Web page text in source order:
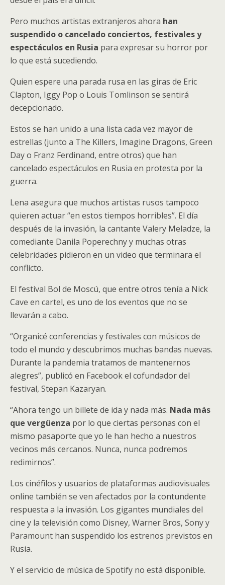
Pero muchos artistas extranjeros ahora han
suspendido o cancelado conciertos, festivales y
espectáculos en Rusia para expresar su horror por
lo que está sucediendo.
Quien espere una parada rusa en las giras de Eric
Clapton, Iggy Pop o Louis Tomlinson se sentirá
decepcionado.
Estos se han unido a una lista cada vez mayor de
estrellas (junto a The Killers, Imagine Dragons, Green
Day o Franz Ferdinand, entre otros) que han
cancelado espectáculos en Rusia en protesta por la
guerra.
Lena asegura que muchos artistas rusos tampoco
quieren actuar “en estos tiempos horribles”. El día
después de la invasión, la cantante Valery Meladze, la
comediante Danila Poperechny y muchas otras
celebridades pidieron en un video que terminara el
conflicto.
El festival Bol de Moscú, que entre otros tenía a Nick
Cave en cartel, es uno de los eventos que no se
llevarán a cabo.
“Organicé conferencias y festivales con músicos de
todo el mundo y descubrimos muchas bandas nuevas.
Durante la pandemia tratamos de mantenernos
alegres”, publicó en Facebook el cofundador del
festival, Stepan Kazaryan.
“Ahora tengo un billete de ida y nada más. Nada más
que vergüenza por lo que ciertas personas con el
mismo pasaporte que yo le han hecho a nuestros
vecinos más cercanos. Nunca, nunca podremos
redimirnos”.
Los cinéfilos y usuarios de plataformas audiovisuales
online también se ven afectados por la contundente
respuesta a la invasión. Los gigantes mundiales del
cine y la televisión como Disney, Warner Bros, Sony y
Paramount han suspendido los estrenos previstos en
Rusia.
Y el servicio de música de Spotify no está disponible.